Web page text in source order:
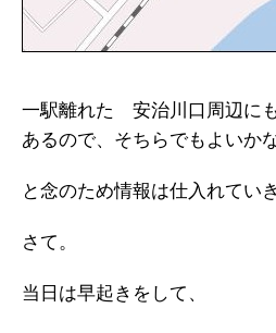
一駅離れた 安治川口周辺に
あるので、そちらでもよいか
と念のため情報は仕入れてい
さて。
当日は早起きをして、